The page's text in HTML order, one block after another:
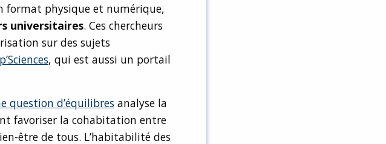
format physique et numérique,
universitaires. Ces chercheurs
sur des sujets
, qui est aussi un portail
question d’équilibres analyse la
favoriser la cohabitation entre
être de tous. L’habitabilité des